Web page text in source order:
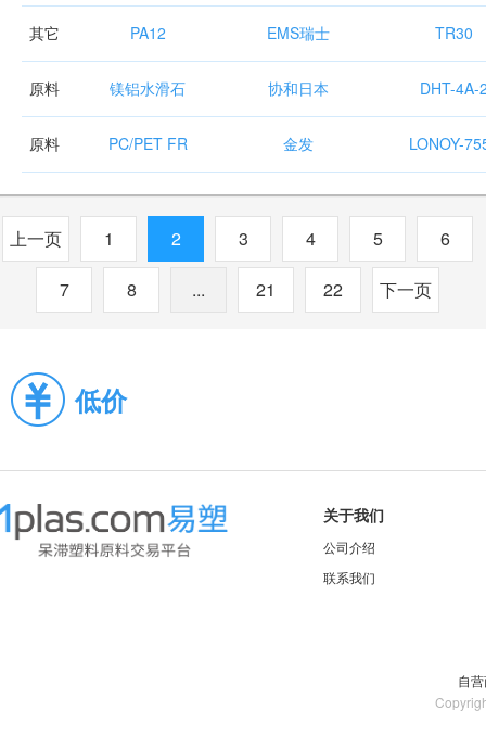
其它 PA12 EMS瑞士 TR30
原料 镁铝水滑石 协和日本 DHT-4A-
原料 PC/PET FR 金发 LONOY-
上一页 1 2 3 4 5 6
7 8 ... 21 22 下一页
低价
关于我们
公司介绍
联系我们
自